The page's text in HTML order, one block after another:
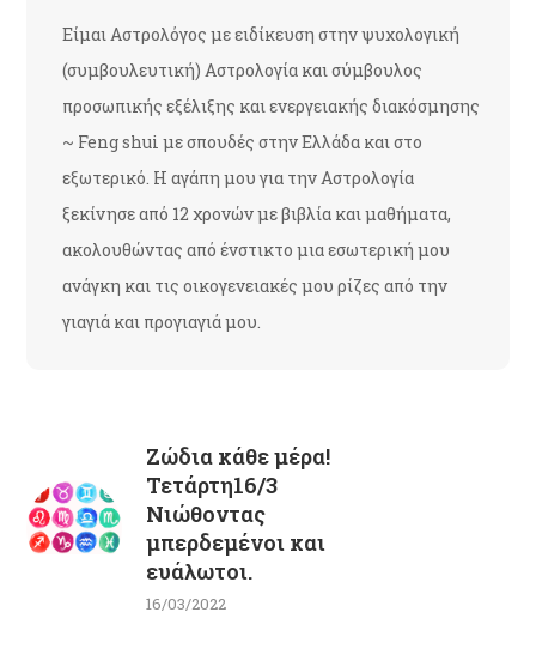
Είμαι Αστρολόγος με ειδίκευση στην ψυχολογική
(συμβουλευτική) Αστρολογία και σύμβουλος
προσωπικής εξέλιξης και ενεργειακής διακόσμησης
~ Feng shui με σπουδές στην Ελλάδα και στο
εξωτερικό. Η αγάπη μου για την Αστρολογία
ξεκίνησε από 12 χρονών με βιβλία και μαθήματα,
ακολουθώντας από ένστικτο μια εσωτερική μου
ανάγκη και τις οικογενειακές μου ρίζες από την
γιαγιά και προγιαγιά μου.
Ζώδια κάθε μέρα!
Τετάρτη16/3
Νιώθοντας
μπερδεμένοι και
ευάλωτοι.
16/03/2022